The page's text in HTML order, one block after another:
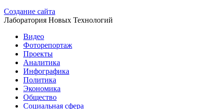
Создание сайта
Лаборатория Новых Технологий
Видео
Фоторепортаж
Проекты
Аналитика
Инфографика
Политика
Экономика
Общество
Социальная сфера